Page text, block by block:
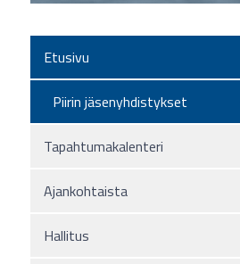
Etusivu
Piirin jäsenyhdistykset
Tapahtumakalenteri
Ajankohtaista
Hallitus